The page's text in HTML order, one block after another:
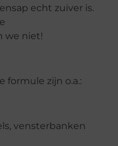
echt zuiver is.
we niet!
formule zijn o.a.:
vensterbanken